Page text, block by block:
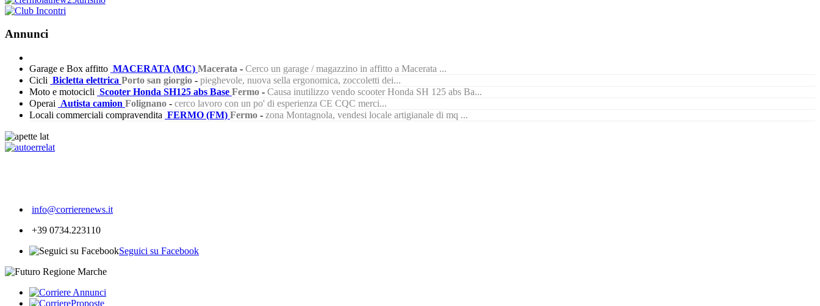
Annunci
Garage e Box affitto MACERATA (MC) Macerata - Cerco un garage / magazzino in affitto a Macerata ...
Cicli Bicletta elettrica Porto san giorgio - pieghevole, nuova sella ergonomica, zoccoletti dei...
Moto e motocicli Scooter Honda SH125 abs Base Fermo - Causa inutilizzo vendo scooter Honda SH 125 abs Ba...
Operai Autista camion Folignano - cerco lavoro con un po' di esperienza CE CQC merci...
Locali commerciali compravendita FERMO (FM) Fermo - zona Montagnola, vendesi locale artigianale di mq ...
info@corrierenews.it
+39 0734.223110
Seguici su Facebook